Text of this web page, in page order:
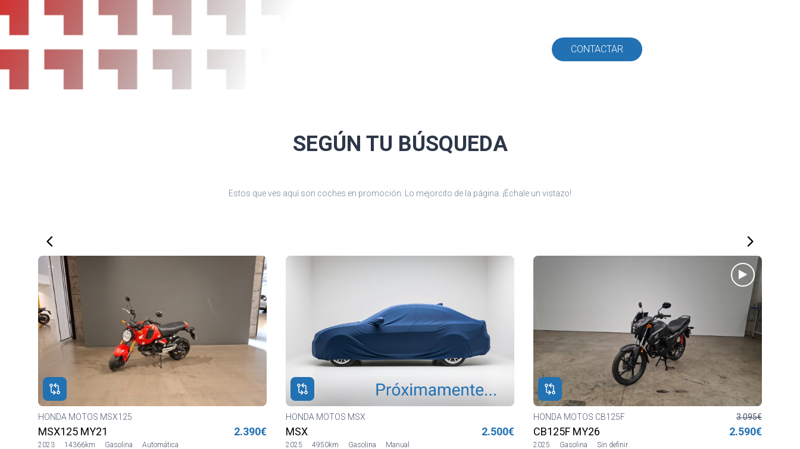
CONTACTAR
SEGÚN TU BÚSQUEDA
Estos que ves aquí son coches en promoción. Lo mejorcito de la página. ¡Échale un vistazo!
HONDA MOTOS MSX125
MSX125 MY21
2023 14366km Gasolina Automática
2.390€
HONDA MOTOS MSX
MSX
2025 4950km Gasolina Manual
2.500€
HONDA MOTOS CB125F
CB125F MY26
2025 Gasolina Sin definir
3.095€
2.590€